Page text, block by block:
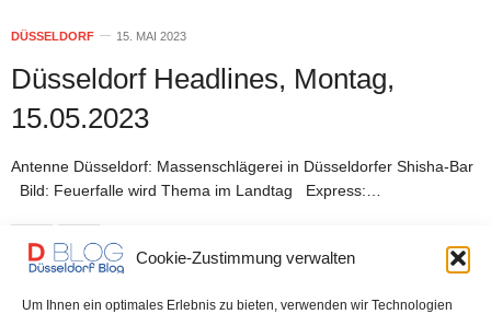
Cookie-Zustimmung verwalten
Um Ihnen ein optimales Erlebnis zu bieten, verwenden wir Technologien
DÜSSELDORF 15. MAI 2023
Düsseldorf Headlines, Montag,
15.05.2023
Antenne Düsseldorf: Massenschlägerei in Düsseldorfer Shisha-Bar
Bild: Feuerfalle wird Thema im Landtag Express:…
0 SHARES